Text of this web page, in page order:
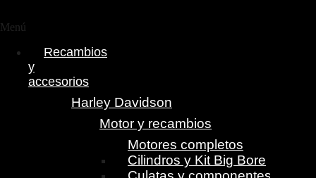
Menú
Recambios
y
accesorios
Harley Davidson
Motor y recambios
Motores completos
Cilindros y Kit Big Bore